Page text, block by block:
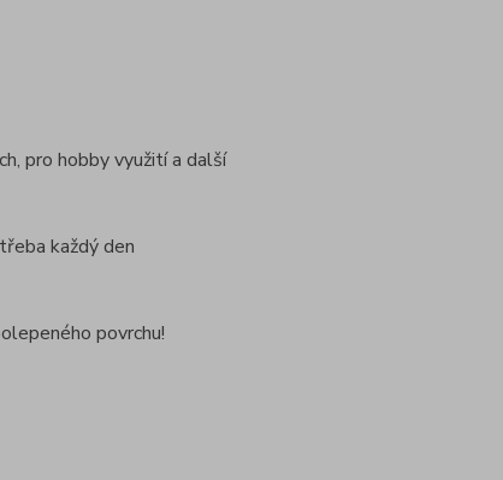
pro hobby využití a další
každý den
povrchu!